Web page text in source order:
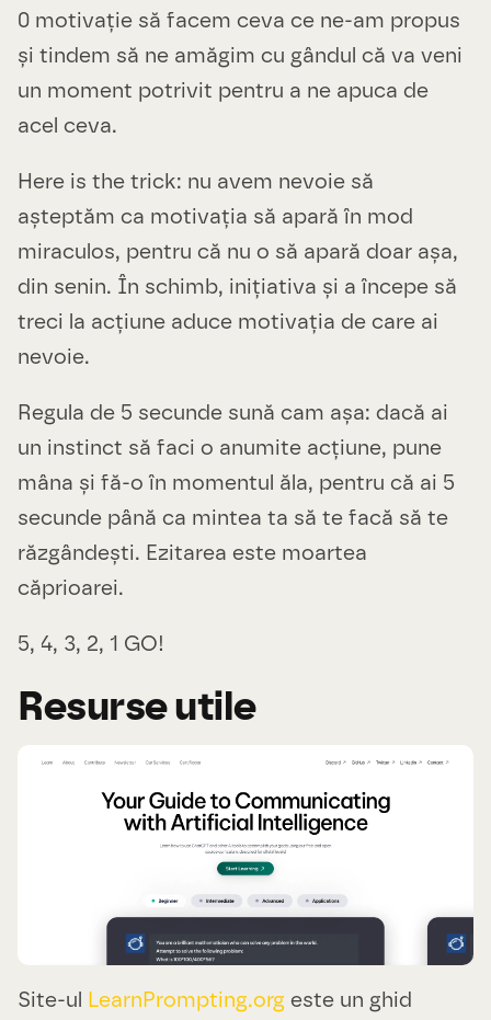
0 motivație să facem ceva ce ne-am propus
și tindem să ne amăgim cu gândul că va veni
un moment potrivit pentru a ne apuca de
acel ceva.
Here is the trick: nu avem nevoie să
așteptăm ca motivația să apară în mod
miraculos, pentru că nu o să apară doar așa,
din senin. În schimb, inițiativa și a începe să
treci la acțiune aduce motivația de care ai
nevoie.
Regula de 5 secunde sună cam așa: dacă ai
un instinct să faci o anumite acțiune, pune
mâna și fă-o în momentul ăla, pentru că ai 5
secunde până ca mintea ta să te facă să te
răzgândești. Ezitarea este moartea
căprioarei.
5, 4, 3, 2, 1 GO!
Resurse utile
Site-ul LearnPrompting.org este un ghid